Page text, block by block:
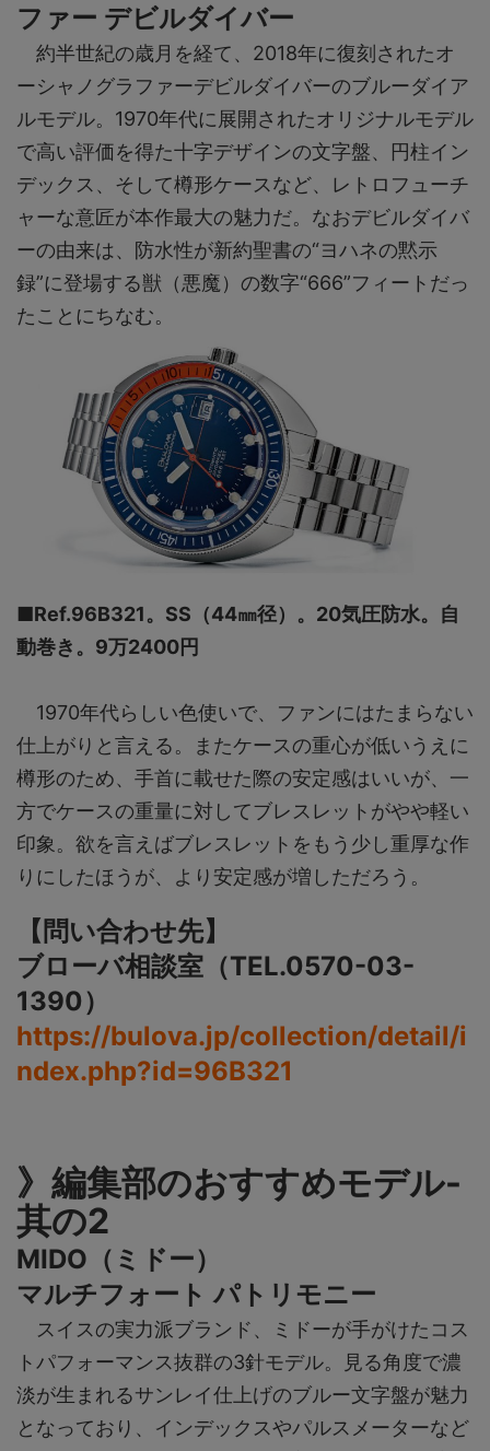
ファー デビルダイバー
約半世紀の歳月を経て、2018年に復刻されたオ
ーシャノグラファーデビルダイバーのブルーダイア
ルモデル。1970年代に展開されたオリジナルモデル
で高い評価を得た十字デザインの文字盤、円柱イン
デックス、そして樽形ケースなど、レトロフューチ
ャーな意匠が本作最大の魅力だ。なおデビルダイバ
ーの由来は、防水性が新約聖書の“ヨハネの黙示
録”に登場する獣（悪魔）の数字“666”フィートだっ
たことにちなむ。
■Ref.96B321。SS（44㎜径）。20気圧防水。自
動巻き。9万2400円
1970年代らしい色使いで、ファンにはたまらない
仕上がりと言える。またケースの重心が低いうえに
樽形のため、手首に載せた際の安定感はいいが、一
方でケースの重量に対してブレスレットがやや軽い
印象。欲を言えばブレスレットをもう少し重厚な作
りにしたほうが、より安定感が増しただろう。
【問い合わせ先】
ブローバ相談室（TEL.0570-03-
1390）
https://bulova.jp/collection/detail/i
ndex.php?id=96B321
》編集部のおすすめモデル-
其の2
MIDO（ミドー）
マルチフォート パトリモニー
スイスの実力派ブランド、ミドーが手がけたコス
トパフォーマンス抜群の3針モデル。見る角度で濃
淡が生まれるサンレイ仕上げのブルー文字盤が魅力
となっており、インデックスやパルスメーターなど